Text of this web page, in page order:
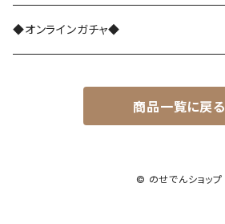
さよなら1755
能勢5100系
能勢7200系（ラッピング列車）
◆オンラインガチャ◆
商品一覧に戻る
© のせでんショップ